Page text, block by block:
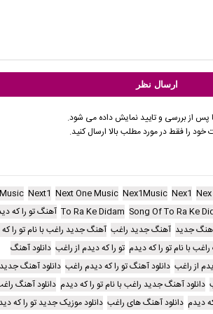
پس از بررسی و تایید نمایش داده می شود.
خود را فقط در مورد مطلب بالا ارسال کنید.
Nex1
Nex1Music
Next One Music
Next1
Song Of To Ra Ke
To Ra Ke Didam آهنگ تو را که
جدید آهنگ جدید راغب آهنگ جدید راغب با نام تو را
با نام تو را که دیدم تو را که دیدم از راغب دانلود آهنگ
از راغب دانلود آهنگ تو را که دیدم راغب دانلود آهنگ جدید
دانلود آهنگ جدید راغب با نام تو را که دیدم دانلود آهنگ
دیدم دانلود آهنگ های راغب دانلود موزیک جدید تو را که